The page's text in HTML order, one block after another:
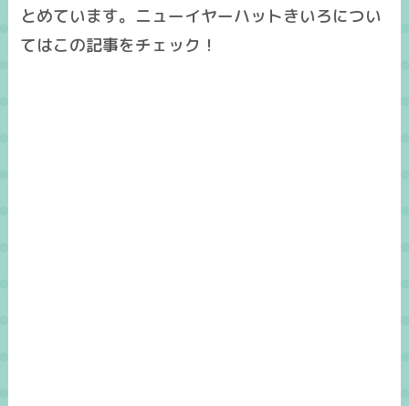
とめています。ニューイヤーハットきいろについ
てはこの記事をチェック！